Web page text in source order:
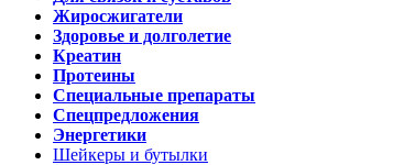
Жиросжигатели
Здоровье и долголетие
Креатин
Протеины
Специальные препараты
Спецпредложения
Энергетики
Шейкеры и бутылки